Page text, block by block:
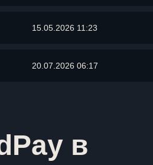
15.05.2026 11:23
20.07.2026 06:17
в